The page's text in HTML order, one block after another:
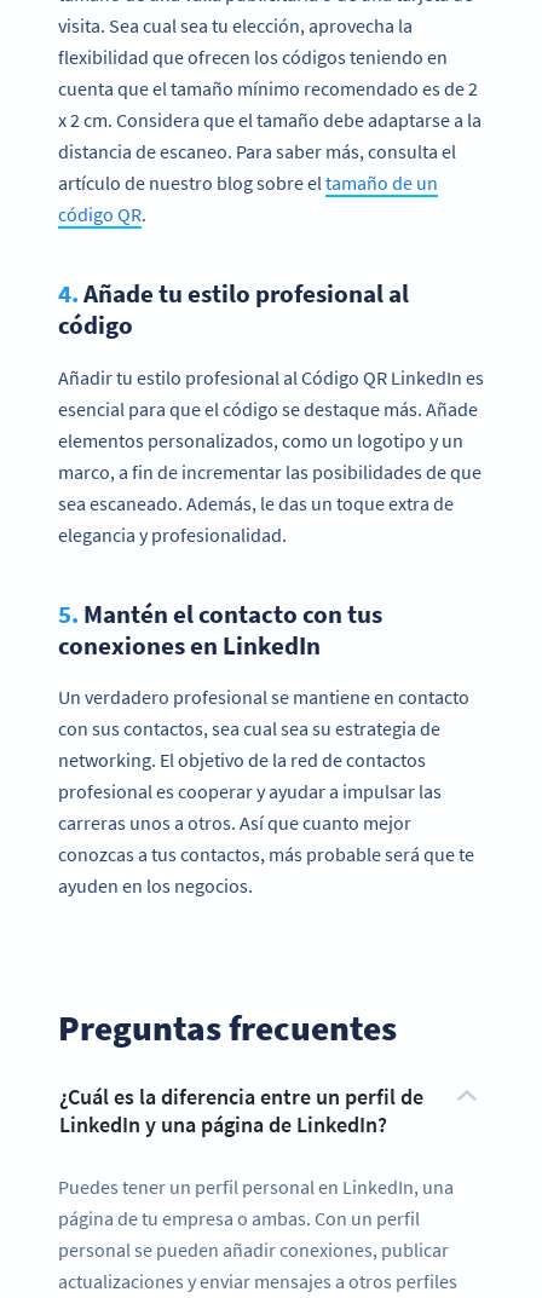
visita. Sea cual sea tu elección, aprovecha la
flexibilidad que ofrecen los códigos teniendo en
cuenta que el tamaño mínimo recomendado es de 2
x 2 cm. Considera que el tamaño debe adaptarse a la
distancia de escaneo. Para saber más, consulta el
artículo de nuestro blog sobre eltamaño de un
código QR.
4.Añade tu estilo profesional al
código
Añadir tu estilo profesional al Código QR LinkedIn es
esencial para que el código se destaque más. Añade
elementos personalizados, como un logotipo y un
marco, a fin de incrementar las posibilidades de que
sea escaneado. Además, le das un toque extra de
elegancia y profesionalidad.
5. Mantén el contacto con tus
conexiones en LinkedIn
Un verdadero profesional se mantiene en contacto
con sus contactos, sea cual sea su estrategia de
networking. El objetivo de la red de contactos
profesional es cooperar y ayudar a impulsar las
carreras unos a otros. Así que cuanto mejor
conozcas a tus contactos, más probable será que te
ayuden en los negocios.
Preguntas frecuentes
¿Cuál es la diferencia entre un perfil de
LinkedIn y una página de LinkedIn?
Puedes tener un perfil personal en LinkedIn, una
página de tu empresa o ambas. Con un perfil
personal se pueden añadir conexiones, publicar
actualizaciones y enviar mensajes a otros perfiles